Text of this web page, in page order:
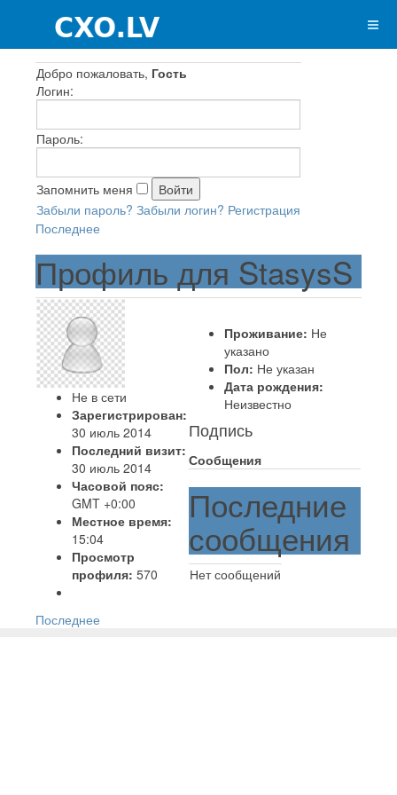
Добро пожаловать, Гость
Логин:
Пароль:
Запомнить меня
Забыли пароль? Забыли логин? Регистрация
Последнее
Профиль для StasysS
Не в сети
Зарегистрирован:
30 июль 2014
Последний визит:
30 июль 2014
Часовой пояс:
GMT +0:00
Местное время:
15:04
Просмотр
профиля: 570
Проживание: Не
указано
Пол: Не указан
Дата рождения:
Неизвестно
Подпись
Сообщения
Последние
сообщения
Нет сообщений
Последнее